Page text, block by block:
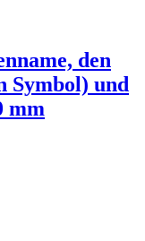
den
und
mm